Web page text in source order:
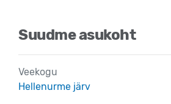
Suudme asukoht
Veekogu
Hellenurme järv